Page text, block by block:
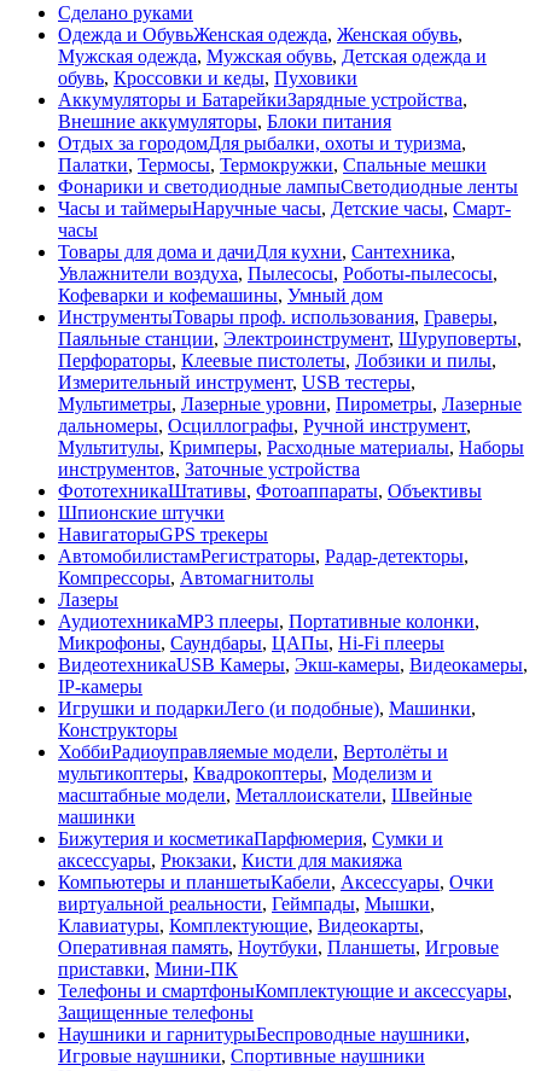
Сделано руками
Одежда и ОбувьЖенская одежда, Женская обувь,
Мужская одежда, Мужская обувь, Детская одежда и
обувь, Кроссовки и кеды, Пуховики
Аккумуляторы и БатарейкиЗарядные устройства,
Внешние аккумуляторы, Блоки питания
Отдых за городомДля рыбалки, охоты и туризма,
Палатки, Термосы, Термокружки, Спальные мешки
Фонарики и светодиодные лампыСветодиодные ленты
Часы и таймерыНаручные часы, Детские часы, Смарт-
часы
Товары для дома и дачиДля кухни, Сантехника,
Увлажнители воздуха, Пылесосы, Роботы-пылесосы,
Кофеварки и кофемашины, Умный дом
ИнструментыТовары проф. использования, Граверы,
Паяльные станции, Электроинструмент, Шуруповерты,
Перфораторы, Клеевые пистолеты, Лобзики и пилы,
Измерительный инструмент, USB тестеры,
Мультиметры, Лазерные уровни, Пирометры, Лазерные
дальномеры, Осциллографы, Ручной инструмент,
Мультитулы, Кримперы, Расходные материалы, Наборы
инструментов, Заточные устройства
ФототехникаШтативы, Фотоаппараты, Объективы
Шпионские штучки
НавигаторыGPS трекеры
АвтомобилистамРегистраторы, Радар-детекторы,
Компрессоры, Автомагнитолы
Лазеры
АудиотехникаMP3 плееры, Портативные колонки,
Микрофоны, Саундбары, ЦАПы, Hi-Fi плееры
ВидеотехникаUSB Камеры, Экш-камеры, Видеокамеры,
IP-камеры
Игрушки и подаркиЛего (и подобные), Машинки,
Конструкторы
ХоббиРадиоуправляемые модели, Вертолёты и
мультикоптеры, Квадрокоптеры, Моделизм и
масштабные модели, Металлоискатели, Швейные
машинки
Бижутерия и косметикаПарфюмерия, Сумки и
аксессуары, Рюкзаки, Кисти для макияжа
Компьютеры и планшетыКабели, Аксессуары, Очки
виртуальной реальности, Геймпады, Мышки,
Клавиатуры, Комплектующие, Видеокарты,
Оперативная память, Ноутбуки, Планшеты, Игровые
приставки, Мини-ПК
Телефоны и смартфоныКомплектующие и аксессуары,
Защищенные телефоны
Наушники и гарнитурыБеспроводные наушники,
Игровые наушники, Спортивные наушники